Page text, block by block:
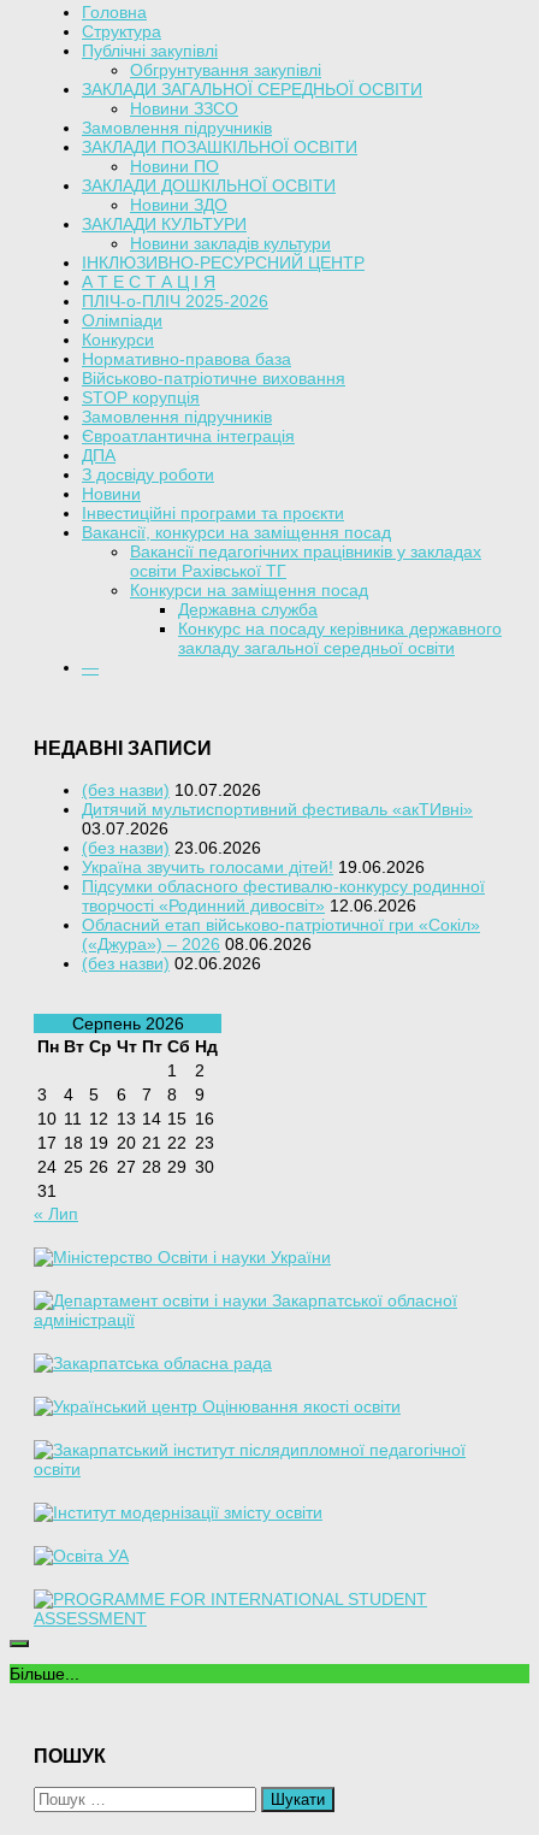
Головна
Структура
Публічні закупівлі
Обгрунтування закупівлі
ЗАКЛАДИ ЗАГАЛЬНОЇ СЕРЕДНЬОЇ ОСВІТИ
Новини ЗЗСО
Замовлення підручників
ЗАКЛАДИ ПОЗАШКІЛЬНОЇ ОСВІТИ
Новини ПО
ЗАКЛАДИ ДОШКІЛЬНОЇ ОСВІТИ
Новини ЗДО
ЗАКЛАДИ КУЛЬТУРИ
Новини закладів культури
ІНКЛЮЗИВНО-РЕСУРСНИЙ ЦЕНТР
А Т Е С Т А Ц І Я
ПЛІЧ-о-ПЛІЧ 2025-2026
Олімпіади
Конкурси
Нормативно-правова база
Військово-патріотичне виховання
STOP корупція
Замовлення підручників
Євроатлантична інтеграція
ДПА
З досвіду роботи
Новини
Інвестиційні програми та проєкти
Вакансії, конкурси на заміщення посад
Вакансії педагогічних працівників у закладах
освіти Рахівської ТГ
Конкурси на заміщення посад
Державна служба
Конкурс на посаду керівника державного
закладу загальної середньої освіти
—
НЕДАВНІ ЗАПИСИ
(без назви) 10.07.2026
Дитячий мультиспортивний фестиваль «акТИвні»
03.07.2026
(без назви) 23.06.2026
Україна звучить голосами дітей! 19.06.2026
Підсумки обласного фестивалю-конкурсу родинної
творчості «Родинний дивосвіт» 12.06.2026
Обласний етап військово-патріотичної гри «Сокіл»
(«Джура») – 2026 08.06.2026
(без назви) 02.06.2026
Серпень 2026
Пн Вт Ср Чт Пт Сб Нд
1
2
3
4 5 6 7 8
9
10 11 12 13 14 15 16
17 18 19 20 21 22 23
24 25 26 27 28 29 30
31
« Лип
Більше...
ПОШУК
Пошук: